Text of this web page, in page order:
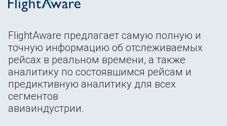
FlightAware предлагает самую полную и
точную информацию об отслеживаемых
рейсах в реальном времени, а также
аналитику по состоявшимся рейсам и
предиктивную аналитику для всех
сегментов
авиаиндустрии.